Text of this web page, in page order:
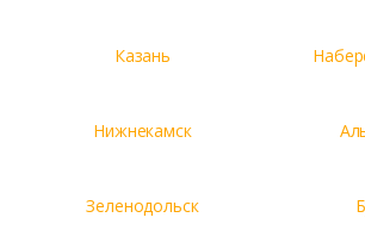
Казань
Нижнекамск
Зеленодольск